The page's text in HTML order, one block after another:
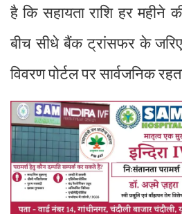
है कि सहायता राशि हर
बीच सीधे बैंक ट्रांसफर के
विवरण पोर्टल पर सार्वजनिक